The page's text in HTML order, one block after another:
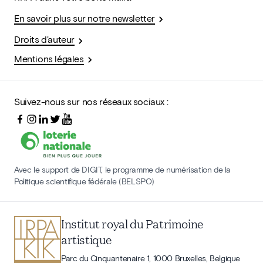
En savoir plus sur notre newsletter
Droits d'auteur
Mentions légales
Suivez-nous sur nos réseaux sociaux :
Avec le support de DIGIT, le programme de numérisation de la
Politique scientifique fédérale (BELSPO)
Institut royal du Patrimoine
artistique
Parc du Cinquantenaire 1, 1000 Bruxelles, Belgique